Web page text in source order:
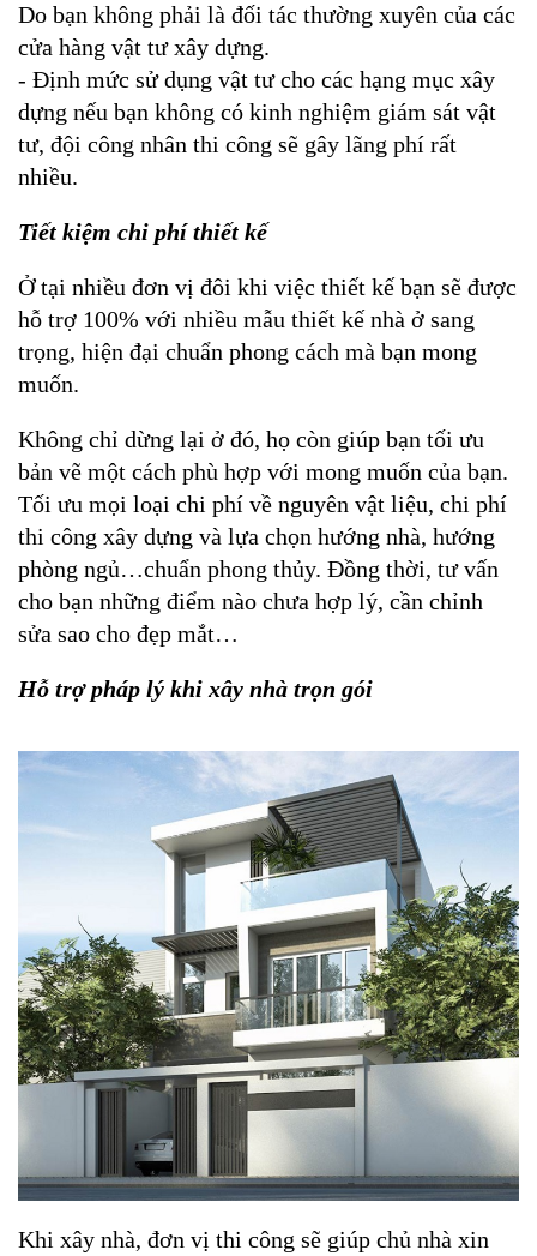
Do bạn không phải là đối tác thường xuyên của các
cửa hàng vật tư xây dựng.
- Định mức sử dụng vật tư cho các hạng mục xây
dựng nếu bạn không có kinh nghiệm giám sát vật
tư, đội công nhân thi công sẽ gây lãng phí rất
nhiều.
Tiết kiệm chi phí thiết kế
Ở tại nhiều đơn vị đôi khi việc thiết kế bạn sẽ được
hỗ trợ 100% với nhiều mẫu thiết kế nhà ở sang
trọng, hiện đại chuẩn phong cách mà bạn mong
muốn.
Không chỉ dừng lại ở đó, họ còn giúp bạn tối ưu
bản vẽ một cách phù hợp với mong muốn của bạn.
Tối ưu mọi loại chi phí về nguyên vật liệu, chi phí
thi công xây dựng và lựa chọn hướng nhà, hướng
phòng ngủ…chuẩn phong thủy. Đồng thời, tư vấn
cho bạn những điểm nào chưa hợp lý, cần chỉnh
sửa sao cho đẹp mắt…
Hỗ trợ pháp lý khi xây nhà trọn gói
Khi xây nhà, đơn vị thi công sẽ giúp chủ nhà xin